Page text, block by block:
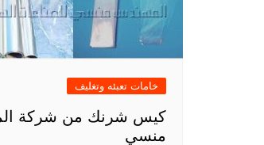
خامات تعبئه وتغليف
كيس شرنك من شركة
منسي